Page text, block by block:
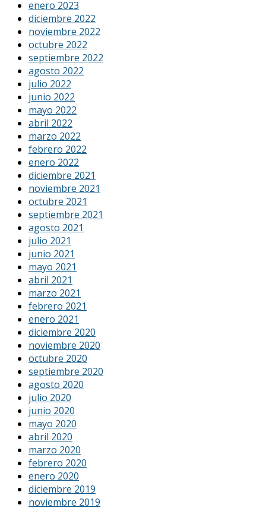
enero 2023
diciembre 2022
noviembre 2022
octubre 2022
septiembre 2022
agosto 2022
julio 2022
junio 2022
mayo 2022
abril 2022
marzo 2022
febrero 2022
enero 2022
diciembre 2021
noviembre 2021
octubre 2021
septiembre 2021
agosto 2021
julio 2021
junio 2021
mayo 2021
abril 2021
marzo 2021
febrero 2021
enero 2021
diciembre 2020
noviembre 2020
octubre 2020
septiembre 2020
agosto 2020
julio 2020
junio 2020
mayo 2020
abril 2020
marzo 2020
febrero 2020
enero 2020
diciembre 2019
noviembre 2019